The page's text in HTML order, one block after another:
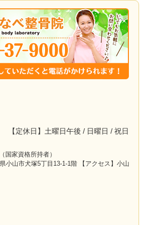
【定休日】土曜日午後 / 日曜日 / 祝日
国家資格所持者）
小山市犬塚5丁目13-1-1階 【アクセス】小山